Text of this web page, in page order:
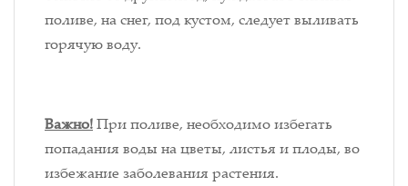
поливе, на снег, под кустом, следует выливать
горячую воду.
Важно!При поливе, необходимо избегать
попадания воды на цветы, листья и плоды, во
избежание заболевания растения.